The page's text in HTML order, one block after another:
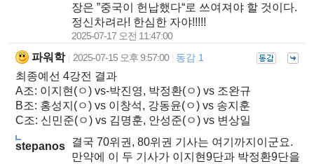
장은 ”중국이 헌납했다“로 쓰여져야 할 것이다.
정신차려라! 한심한 자야!!!!!
2025-07-17 오전 11:47:00
파워학 2025-07-15 오후 9:57:00 동감 1
최종예선 4강전 결과
A조: 이지현(ㅇ) vs-박진영, 박정환(ㅇ) vs 조완규
B조: 홍성지(ㅇ) vs 이창석, 강동윤(ㅇ) vs 송지훈
C조: 신민준(ㅇ) vs 김명훈, 안성준(ㅇ) vs 변상일
stepanos 결국 70위권, 80위권 기사는 여기까지이군요.
만약에 이 두 기사가 이지현9단과 박정환9단을